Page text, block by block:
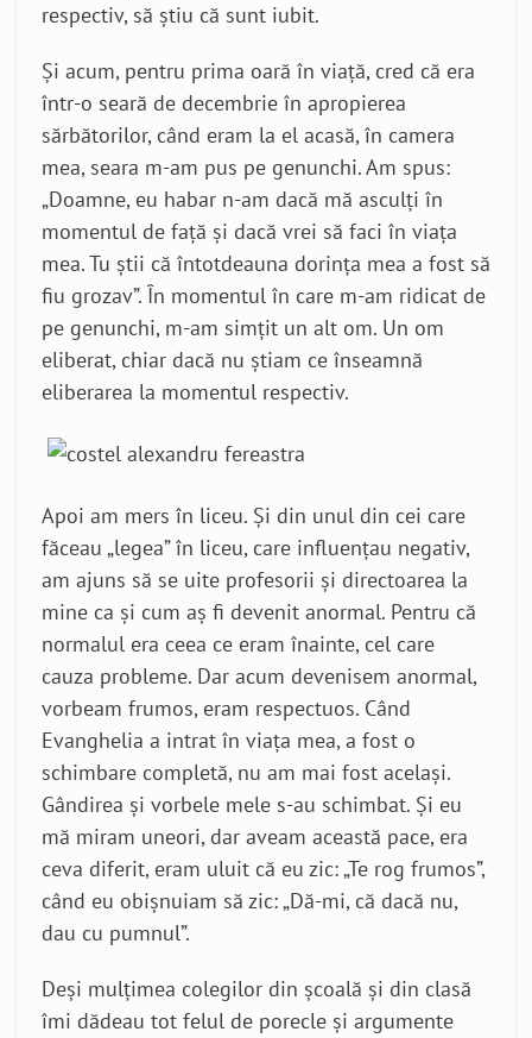
respectiv, să știu că sunt iubit.
Și acum, pentru prima oară în viață, cred că era
într-o seară de decembrie în apropierea
sărbătorilor, când eram la el acasă, în camera
mea, seara m-am pus pe genunchi. Am spus:
„Doamne, eu habar n-am dacă mă asculți în
momentul de față și dacă vrei să faci în viața
mea. Tu știi că întotdeauna dorința mea a fost să
fiu grozav”. În momentul în care m-am ridicat de
pe genunchi, m-am simțit un alt om. Un om
eliberat, chiar dacă nu știam ce înseamnă
eliberarea la momentul respectiv.
Apoi am mers în liceu. Și din unul din cei care
făceau „legea” în liceu, care influențau negativ,
am ajuns să se uite profesorii și directoarea la
mine ca și cum aș fi devenit anormal. Pentru că
normalul era ceea ce eram înainte, cel care
cauza probleme. Dar acum devenisem anormal,
vorbeam frumos, eram respectuos. Când
Evanghelia a intrat în viața mea, a fost o
schimbare completă, nu am mai fost același.
Gândirea și vorbele mele s-au schimbat. Și eu
mă miram uneori, dar aveam această pace, era
ceva diferit, eram uluit că eu zic: „Te rog frumos”,
când eu obișnuiam să zic: „Dă-mi, că dacă nu,
dau cu pumnul”.
Deși mulțimea colegilor din școală și din clasă
îmi dădeau tot felul de porecle și argumente